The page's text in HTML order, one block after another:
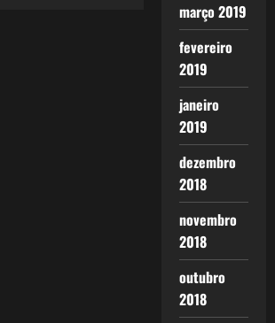
março 2019
fevereiro
2019
janeiro
2019
dezembro
2018
novembro
2018
outubro
2018